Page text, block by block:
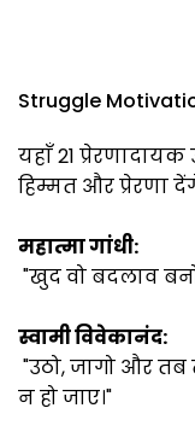
Struggle
यहाँ 21
हिम्मत और प्रेरणा
महात्मा गांधी:
"खुद वो बदलाव
स्वामी विवेकानंद:
"उठो, जागो और
न हो जाए।"